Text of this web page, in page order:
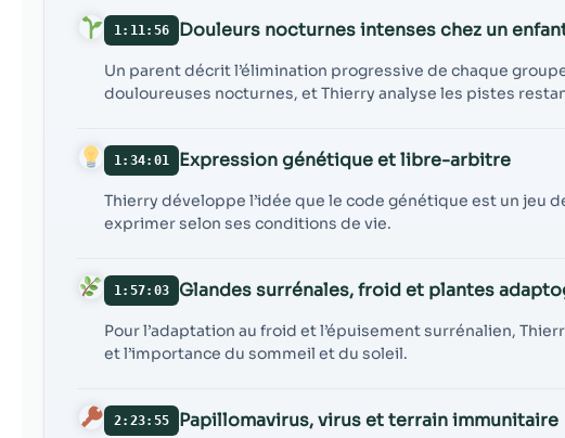
1:11:56 Douleurs nocturnes intenses chez un
Un parent décrit l’élimination progressive de chaque
douloureuses nocturnes, et Thierry analyse les pistes
1:34:01 Expression génétique et libre-arbitre
Thierry développe l’idée que le code génétique est un jeu
exprimer selon ses conditions de vie.
1:57:03 Glandes surrénales, froid et plantes
Pour l’adaptation au froid et l’épuisement surrénalien,
et l’importance du sommeil et du soleil.
2:23:55 Papillomavirus, virus et terrain immunitaire